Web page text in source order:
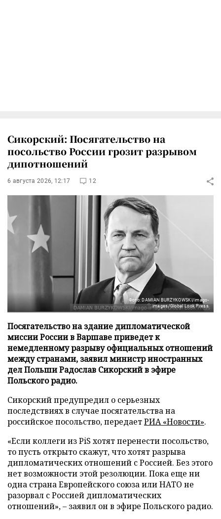
Сикорский: Посягательство на
посольство России грозит разрывом
дипотношений
6 августа 2026, 12:17 12
Фото: DAMIAN BURZYKOWSKI/imago-
images/Global Look Press
Посягательство на здание дипломатической
миссии России в Варшаве приведет к
немедленному разрыву официальных отношений
между странами, заявил министр иностранных
дел Польши Радослав Сикорский в эфире
Польского радио.
Сикорский предупредил о серьезных
последствиях в случае посягательства на
российское посольство, передаетРИА «Новости».
«Если коллеги из PiS хотят перенести посольство,
то пусть открыто скажут, что хотят разрыва
дипломатических отношений с Россией. Без этого
нет возможности этой резолюции. Пока еще ни
одна страна Европейского союза или НАТО не
разорвал с Россией дипломатических
отношений», – заявил он в эфире Польского радио.